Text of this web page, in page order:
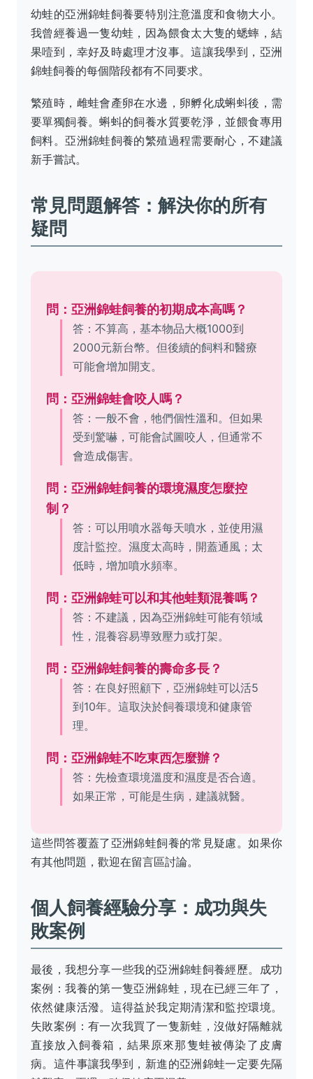
幼蛙的亞洲錦蛙飼養要特別注意溫度和食物大小。
我曾經養過一隻幼蛙，因為餵食太大隻的蟋蟀，結
果噎到，幸好及時處理才沒事。這讓我學到，亞洲
錦蛙飼養的每個階段都有不同要求。
繁殖時，雌蛙會產卵在水邊，卵孵化成蝌蚪後，需
要單獨飼養。蝌蚪的飼養水質要乾淨，並餵食專用
飼料。亞洲錦蛙飼養的繁殖過程需要耐心，不建議
新手嘗試。
常見問題解答：解決你的所有
疑問
問：亞洲錦蛙飼養的初期成本高嗎？
答：不算高，基本物品大概1000到
2000元新台幣。但後續的飼料和醫療
可能會增加開支。
問：亞洲錦蛙會咬人嗎？
答：一般不會，牠們個性溫和。但如果
受到驚嚇，可能會試圖咬人，但通常不
會造成傷害。
問：亞洲錦蛙飼養的環境濕度怎麼控
制？
答：可以用噴水器每天噴水，並使用濕
度計監控。濕度太高時，開蓋通風；太
低時，增加噴水頻率。
問：亞洲錦蛙可以和其他蛙類混養嗎？
答：不建議，因為亞洲錦蛙可能有領域
性，混養容易導致壓力或打架。
問：亞洲錦蛙飼養的壽命多長？
答：在良好照顧下，亞洲錦蛙可以活5
到10年。這取決於飼養環境和健康管
理。
問：亞洲錦蛙不吃東西怎麼辦？
答：先檢查環境溫度和濕度是否合適。
如果正常，可能是生病，建議就醫。
這些問答覆蓋了亞洲錦蛙飼養的常見疑慮。如果你
有其他問題，歡迎在留言區討論。
個人飼養經驗分享：成功與失
敗案例
最後，我想分享一些我的亞洲錦蛙飼養經歷。成功
案例：我養的第一隻亞洲錦蛙，現在已經三年了，
依然健康活潑。這得益於我定期清潔和監控環境。
失敗案例：有一次我買了一隻新蛙，沒做好隔離就
直接放入飼養箱，結果原來那隻蛙被傳染了皮膚
病。這件事讓我學到，新進的亞洲錦蛙一定要先隔